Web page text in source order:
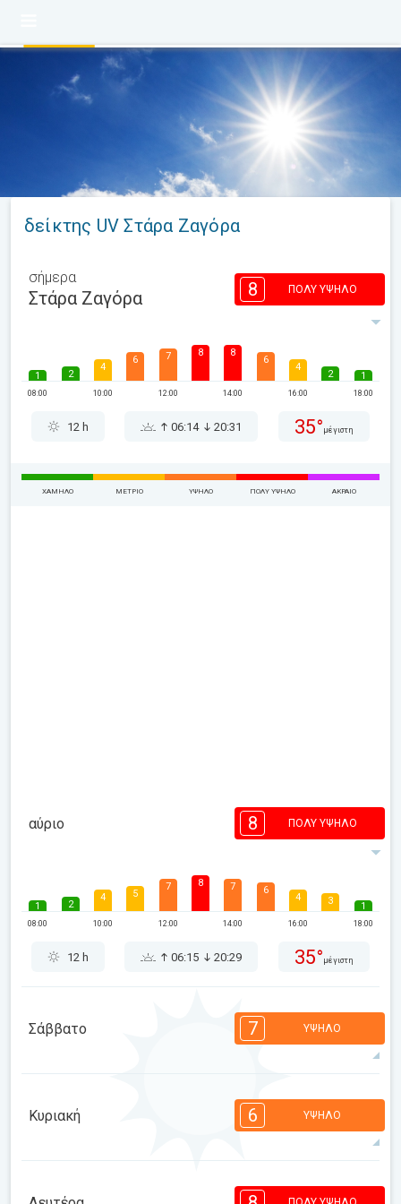
δείκτης UV Στάρα Ζαγόρα
σήμερα
Στάρα Ζαγόρα 8 ΠΟΛΎ ΥΨΗΛΌ
1
08:00
2
4
10:00
6 7
12:00
8 8
14:00
6
4
16:00
2 1
18:00
12 h 06:14 20:31 35° μέγιστη
ΧΑΜΗΛΌ ΜΈΤΡΙΟ ΥΨΗΛΌ ΠΟΛΎ ΥΨΗΛΌ ΑΚΡΑΊΟ
αύριο 8 ΠΟΛΎ ΥΨΗΛΌ
1
08:00
2
4
10:00
5
7
12:00
8 7
14:00
6
4
16:00
3 1
18:00
12 h 06:15 20:29 35° μέγιστη
Σάββατο 7 ΥΨΗΛΌ
1
08:00 14:00
4 3
12 h 06:16 20:28 34°μέγιστη
Κυριακή 6 ΥΨΗΛΌ
3 2 2